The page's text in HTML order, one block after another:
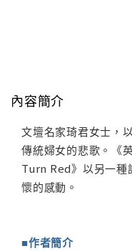
內容簡介
文壇名家琦君女士，
傳統婦女的悲歌。《
Turn Red》以另一種
懷的感動。
■作者簡介